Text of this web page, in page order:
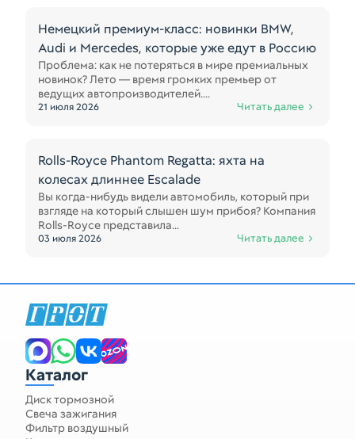
Немецкий премиум-класс: новинки BMW,
Audi и Mercedes, которые уже едут в Россию
Проблема: как не потеряться в мире премиальных
новинок? Лето — время громких премьер от
ведущих автопроизводителей....
21 июля 2026 Читать далее
Rolls-Royce Phantom Regatta: яхта на
колесах длиннее Escalade
Вы когда-нибудь видели автомобиль, который при
взгляде на который слышен шум прибоя? Компания
Rolls-Royce представила...
03 июля 2026 Читать далее
Каталог
Диск тормозной
Свеча зажигания
Фильтр воздушный